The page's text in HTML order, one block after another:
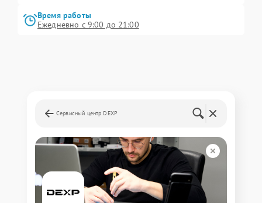
Время работы
Ежедневно с 9:00 до 21:00
Сервисный центр DEXP